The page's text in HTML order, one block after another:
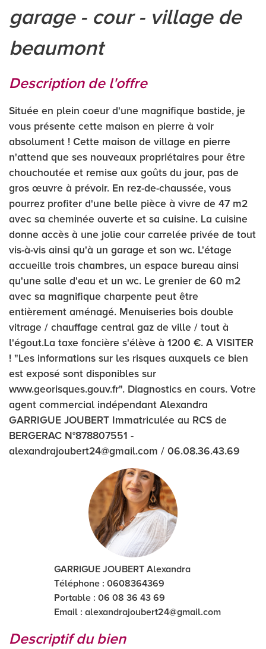
garage - cour - village de
beaumont
description de l'offre
Située en plein coeur d'une magnifique bastide, je
vous présente cette maison en pierre à voir
absolument ! Cette maison de village en pierre
n'attend que ses nouveaux propriétaires pour être
chouchoutée et remise aux goûts du jour, pas de
gros œuvre à prévoir. En rez-de-chaussée, vous
pourrez profiter d'une belle pièce à vivre de 47 m2
avec sa cheminée ouverte et sa cuisine. La cuisine
donne accès à une jolie cour carrelée privée de tout
vis-à-vis ainsi qu'à un garage et son wc. L'étage
accueille trois chambres, un espace bureau ainsi
qu'une salle d'eau et un wc. Le grenier de 60 m2
avec sa magnifique charpente peut être
entièrement aménagé. Menuiseries bois double
vitrage / chauffage central gaz de ville / tout à
l'égout.La taxe foncière s'élève à 1200 €. A VISITER
! "Les informations sur les risques auxquels ce bien
est exposé sont disponibles sur
www.georisques.gouv.fr". Diagnostics en cours. Votre
agent commercial indépendant Alexandra
GARRIGUE JOUBERT Immatriculée au RCS de
BERGERAC N°878807551 -
alexandrajoubert24@gmail.com / 06.08.36.43.69
GARRIGUE JOUBERT Alexandra
Téléphone : 0608364369
Portable : 06 08 36 43 69
Email : alexandrajoubert24@gmail.com
descriptif du bien